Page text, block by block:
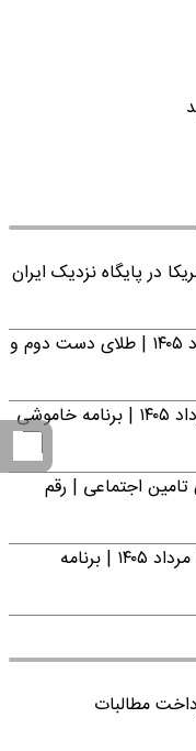
در پایگاه نزدیک ایران
خبر فوری از قیمت طلا امروز شنبه ۱۷ مرداد ۱۴۰۵ | طلای دست دوم و
جدول قطعی برق کرمان روز یکشنبه ۱۸ مرداد ۱۴۰۵ | برنامه خاموشی
اجتماعی | رقم
جدول قطعی برق خوزستان روز یکشنبه ۱۸ مرداد ۱۴۰۵ | برنامه
مطالبات